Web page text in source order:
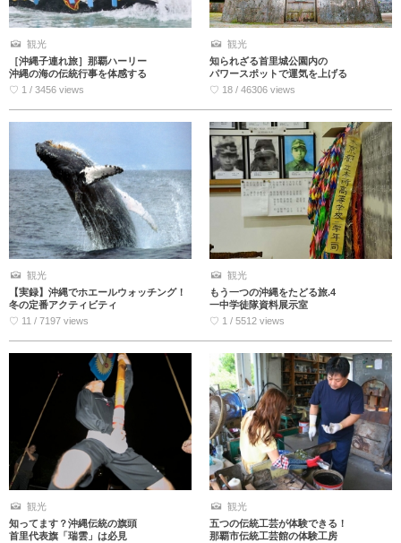
観光
［沖縄子連れ旅］那覇ハーリー
沖縄の海の伝統行事を体感する
♡ 1 / 3456 views
観光
知られざる首里城公園内の
パワースポットで運気を上げる
♡ 18 / 46306 views
観光
【実録】沖縄でホエールウォッチング！
冬の定番アクティビティ
♡ 11 / 7197 views
観光
もう一つの沖縄をたどる旅.4
一中学徒隊資料展示室
♡ 1 / 5512 views
観光
知ってます？沖縄伝統の旗頭
首里代表旗「瑞雲」は必見
観光
五つの伝統工芸が体験できる！
那覇市伝統工芸館の体験工房